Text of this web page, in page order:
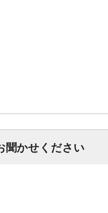
聞かせください